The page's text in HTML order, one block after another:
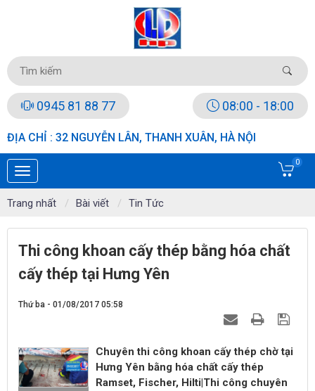
0945 81 88 77 08:00 - 18:00
ĐỊA CHỈ : 32 NGUYỄN LÂN, THANH XUÂN, HÀ NỘI
0
Trang nhất Bài viết Tin Tức
Thi công khoan cấy thép bằng hóa chất
cấy thép tại Hưng Yên
Thứ ba - 01/08/2017 05:58
Chuyên thi công khoan cấy thép chờ tại
Hưng Yên bằng hóa chất cấy thép
Ramset, Fischer, Hilti|Thi công chuyên